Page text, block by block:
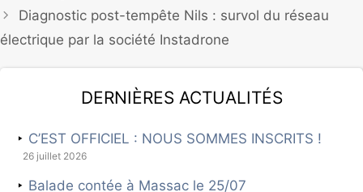
Diagnostic post-tempête Nils : survol du réseau
électrique par la société Instadrone
Dernières actualités
C’EST OFFICIEL : NOUS SOMMES INSCRITS !
26 juillet 2026
Balade contée à Massac le 25/07